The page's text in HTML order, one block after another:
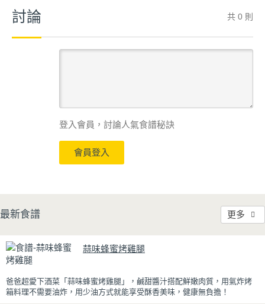
討論 共 0 則
登入會員，討論人氣食譜秘訣
會員登入
最新食譜 更多
蒜味蜂蜜烤雞腿
爸爸超愛下酒菜「蒜味蜂蜜烤雞腿」，鹹甜醬汁搭配鮮嫩肉質，用氣炸烤
箱料理不需要油炸，用少油方式就能享受酥香美味，健康無負擔！